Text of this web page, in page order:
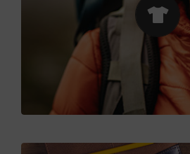
une polaire et une veste
Selon la saison, vous
bonnet ou une casquette,
des gants, un pantalon
sur-pantalon imperméable,
cape de